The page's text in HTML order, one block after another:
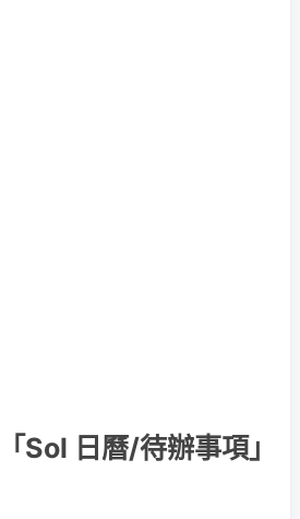
Sol 日曆/待辦事項」